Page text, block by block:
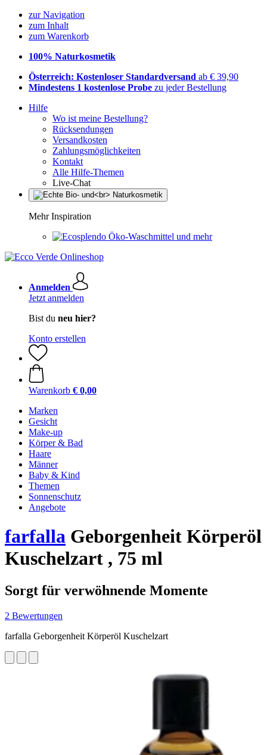
zur Navigation
zum Inhalt
zum Warenkorb
100% Naturkosmetik
Österreich: Kostenloser Standardversand ab € 39,90
Mindestens 1 kostenlose Probe zu jeder Bestellung
Hilfe
Wo ist meine Bestellung?
Rücksendungen
Versandkosten
Zahlungsmöglichkeiten
Kontakt
Alle Hilfe-Themen
Live-Chat
Mehr Inspiration
Öko-Waschmittel und mehr
Anmelden
Jetzt anmelden
Bist du neu hier?
Konto erstellen
Warenkorb € 0,00
Marken
Gesicht
Make-up
Körper & Bad
Haare
Männer
Baby & Kind
Themen
Sonnenschutz
Angebote
farfalla Geborgenheit Körperöl
Kuschelzart , 75 ml
Sorgt für verwöhnende Momente
2 Bewertungen
farfalla Geborgenheit Körperöl Kuschelzart